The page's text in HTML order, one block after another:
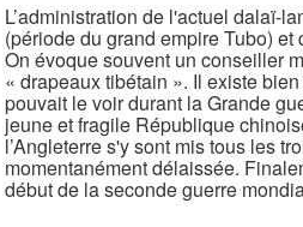
L’administration de l'actuel dalaï-
(période du grand empire Tubo)
On évoque souvent un conseiller
« drapeaux tibétain ». Il existe
pouvait le voir durant la Grande
jeune et fragile République
l’Angleterre s'y sont mis tous les
momentanément délaissée.
début de la seconde guerre